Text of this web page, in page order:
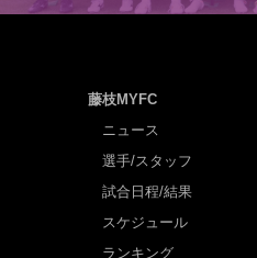
藤枝MYFC
ニュース
選手/スタッフ
試合日程/結果
スケジュール
ランキング